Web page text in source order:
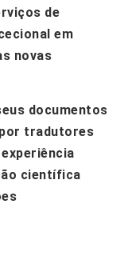
de
em
novas
documentos
tradutores
científica